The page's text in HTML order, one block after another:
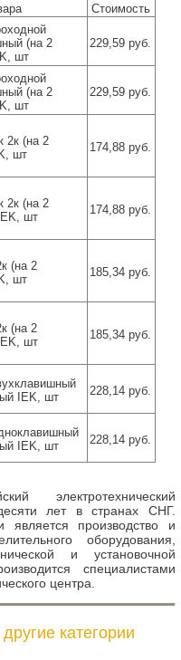
Стоимость
(на 2
шт
229,59 руб.
(на 2
шт
229,59 руб.
2к (на 2
шт
174,88 руб.
2к (на 2
шт
174,88 руб.
(на 2
шт
185,34 руб.
(на 2
шт
185,34 руб.
IEK, шт
228,14 руб.
IEK, шт
228,14 руб.
электротехнический
лет в странах СНГ.
производство и
оборудования,
и установочной
специалистами
центра.
категории